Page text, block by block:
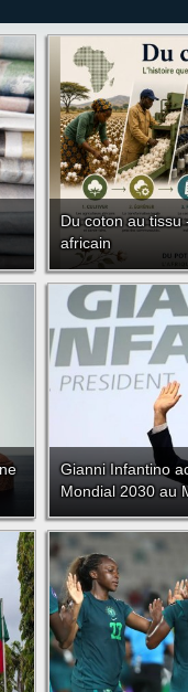
Du coton au tissu
africain
Gianni Infantino
Mondial 2030 au